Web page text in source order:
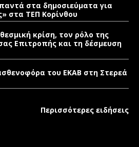
στα δημοσιεύματα για
στα ΤΕΠ Κορίνθου
κρίση, τον ρόλο της
Επιτροπής και τη δέσμευση
του ΕΚΑΒ στη Στερεά
Περισσότερες ειδήσεις